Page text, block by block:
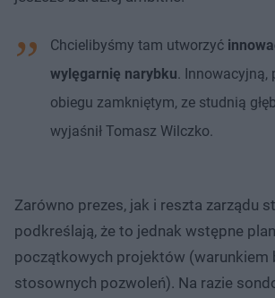
Chcielibyśmy tam utworzyć
wylęgarnię narybku. Innowacyjną,
obiegu zamkniętym, ze studnią
wyjaśnił Tomasz Wilczko.
Zarówno prezes, jak i reszta zarządu
podkreślają, że to jednak wstępne
początkowych projektów (warunkiem
stosownych pozwoleń). Na razie